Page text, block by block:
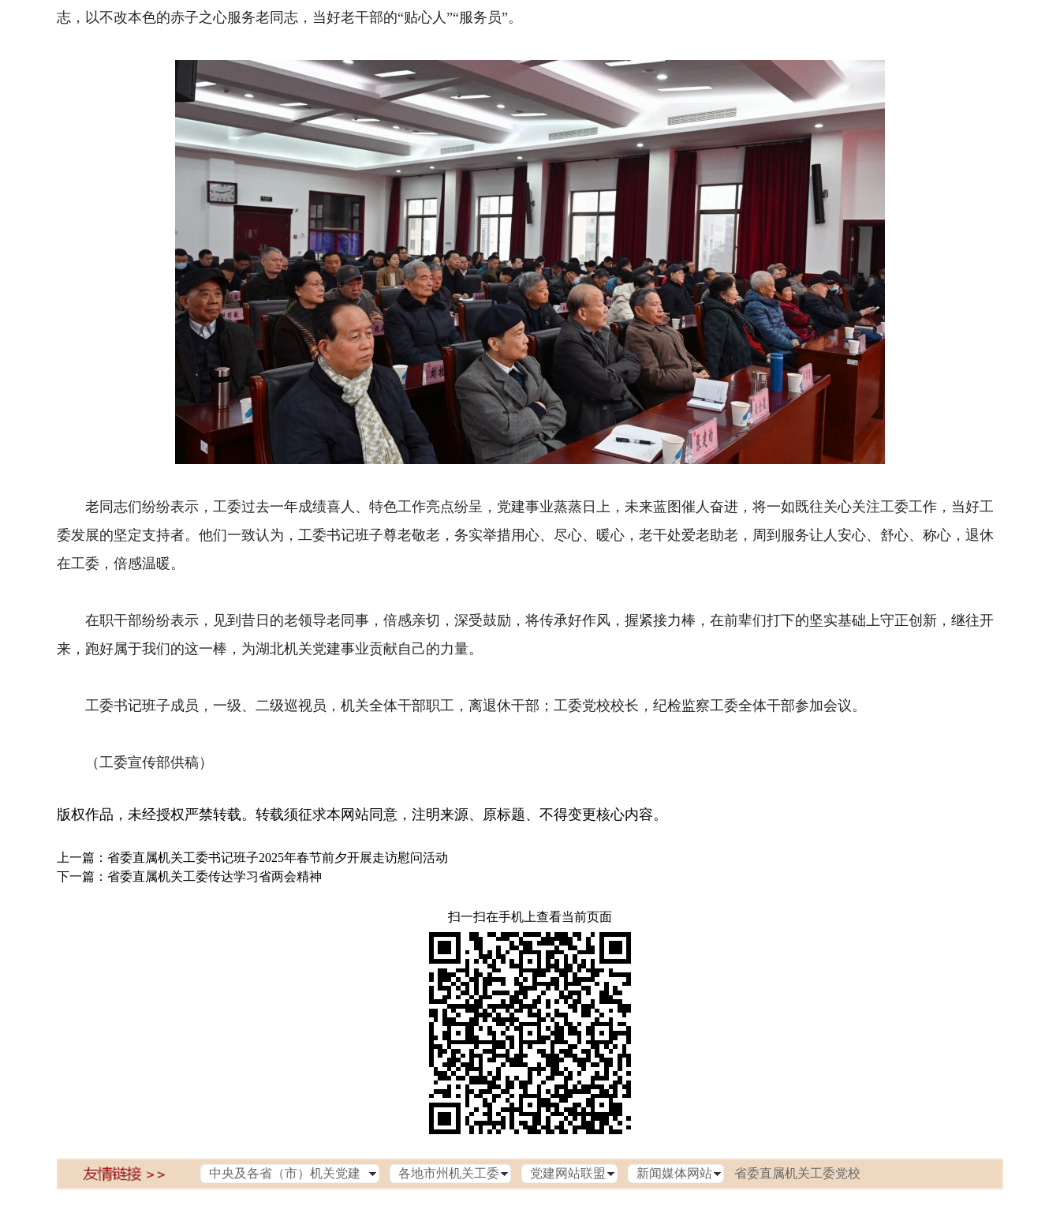
志，以不改本色的赤子之心服务老同志，当好老干部的“贴心人”“服务员”。
老同志们纷纷表示，工委过去一年成绩喜人、特色工作亮点纷呈，党建事业蒸蒸日上，未来蓝图催人奋进，将一如既往关心关注工委工作，当好工
委发展的坚定支持者。他们一致认为，工委书记班子尊老敬老，务实举措用心、尽心、暖心，老干处爱老助老，周到服务让人安心、舒心、称心，退休
在工委，倍感温暖。
在职干部纷纷表示，见到昔日的老领导老同事，倍感亲切，深受鼓励，将传承好作风，握紧接力棒，在前辈们打下的坚实基础上守正创新，继往开
来，跑好属于我们的这一棒，为湖北机关党建事业贡献自己的力量。
工委书记班子成员，一级、二级巡视员，机关全体干部职工，离退休干部；工委党校校长，纪检监察工委全体干部参加会议。
（工委宣传部供稿）
版权作品，未经授权严禁转载。转载须征求本网站同意，注明来源、原标题、不得变更核心内容。
上一篇：省委直属机关工委书记班子2025年春节前夕开展走访慰问活动
下一篇：省委直属机关工委传达学习省两会精神
扫一扫在手机上查看当前页面
省委直属机关工委党校